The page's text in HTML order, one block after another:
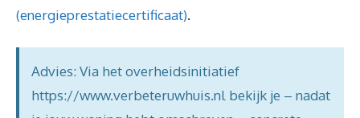
(energieprestatiecertificaat).
Advies: Via het overheidsinitiatief
https://www.verbeteruwhuis.nl bekijk je – nadat